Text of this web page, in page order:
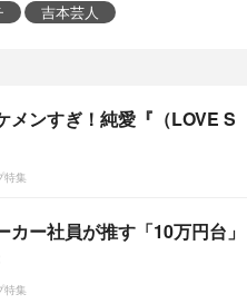
吉本芸人
メンすぎ！純愛『（LOVE S
特集
カー社員が推す「10万円台」
特集